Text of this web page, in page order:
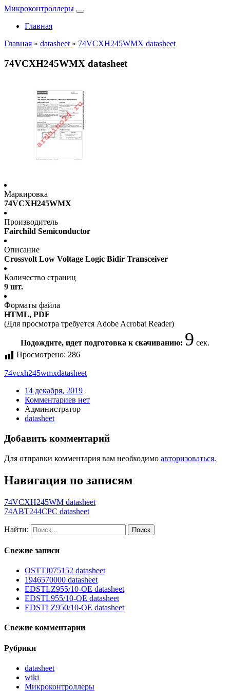
Микроконтроллеры
Главная
Главная » datasheet » 74VCXH245WMX datasheet
74VCXH245WMX datasheet
Маркировка
74VCXH245WMX
Производитель
Fairchild Semiconductor
Описание
Crossvolt Low Voltage Logic Bidir Transceiver
Количество страниц
9 шт.
Форматы файла
HTML, PDF
(Для просмотра требуется Adobe Acrobat Reader)
Подождите, идет подготовка к скачиванию: 9 сек.
Просмотрено: 286
74vcxh245wmxdatasheet
14 декабря, 2019
Комментариев нет
Администратор
datasheet
Добавить комментарий
Для отправки комментария вам необходимо авторизоваться.
Навигация по записям
74VCXH245WM datasheet
74ABT244CPC datasheet
Найти:
Свежие записи
OSTTJ075152 datasheet
1946570000 datasheet
EDSTLZ955/10-OE datasheet
EDSTL955/10-OE datasheet
EDSTLZ950/10-OE datasheet
Свежие комментарии
Рубрики
datasheet
wiki
Микроконтроллеры